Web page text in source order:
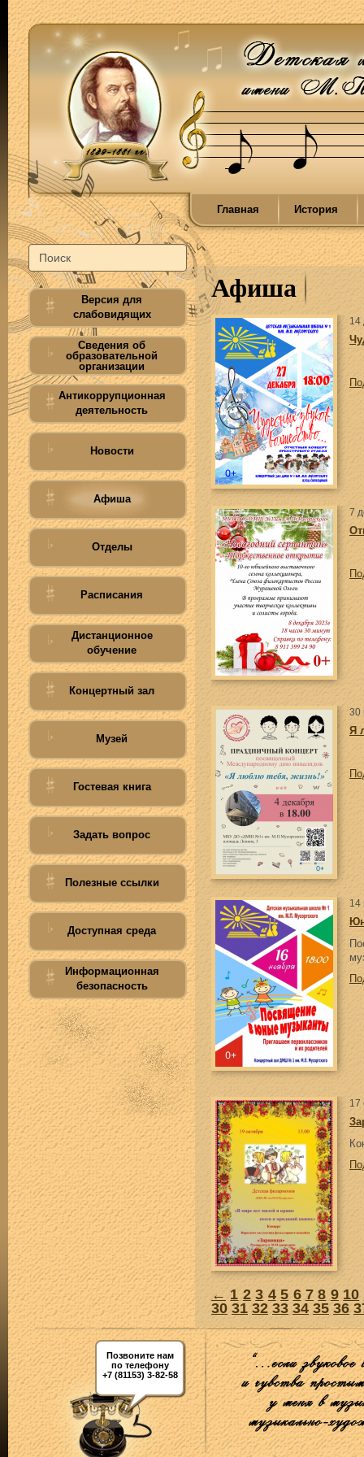
Главная История
Версия для
слабовидящих
Сведения об
образовательной
организации
Антикоррупционная
деятельность
Новости
Афиша
Отделы
Расписания
Дистанционное
обучение
Концертный зал
Музей
Гостевая книга
Задать вопрос
Полезные ссылки
Доступная среда
Информационная
безопасность
Афиша
14
7
30
Я
14
17
← 1 2 3 4 5 6 7 8 9 10
30 31 32 33 34 35 36
Позвоните нам
по телефону
+7 (81153) 3-82-58